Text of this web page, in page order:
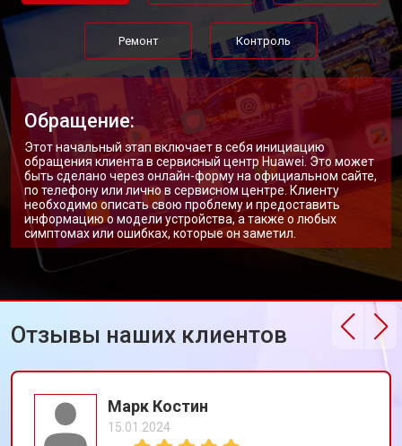
Ремонт Контроль
Обращение:
Этот начальный этап включает в себя инициацию
обращения клиента в сервисный центр Huawei. Это может
быть сделано через онлайн-форму на официальном сайте,
по телефону или лично в сервисном центре. Клиенту
необходимо описать свою проблему и предоставить
информацию о модели устройства, а также о любых
симптомах или ошибках, которые он заметил.
Отзывы наших клиентов
Марк Костин
15.01.2024